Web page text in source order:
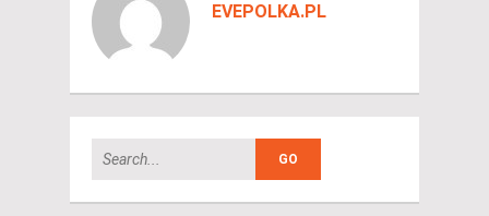
EVEPOLKA.PL